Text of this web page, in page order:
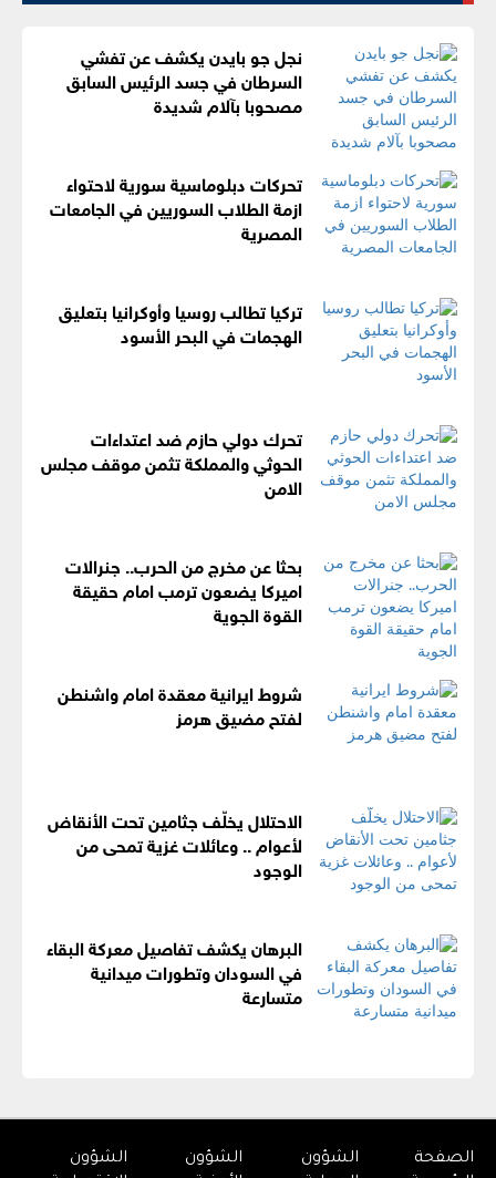
نجل جو بايدن يكشف عن تفشي
السرطان في جسد الرئيس السابق
مصحوبا بآلام شديدة
تحركات دبلوماسية سورية لاحتواء
ازمة الطلاب السوريين في الجامعات
المصرية
تركيا تطالب روسيا وأوكرانيا بتعليق
الهجمات في البحر الأسود
تحرك دولي حازم ضد اعتداءات
الحوثي والمملكة تثمن موقف مجلس
الامن
بحثا عن مخرج من الحرب.. جنرالات
اميركا يضعون ترمب امام حقيقة
القوة الجوية
شروط ايرانية معقدة امام واشنطن
لفتح مضيق هرمز
الاحتلال يخلّف جثامين تحت الأنقاض
لأعوام .. وعائلات غزية تمحى من
الوجود
البرهان يكشف تفاصيل معركة البقاء
في السودان وتطورات ميدانية
متسارعة
الصفحة
الشؤون
الشؤون
الشؤون